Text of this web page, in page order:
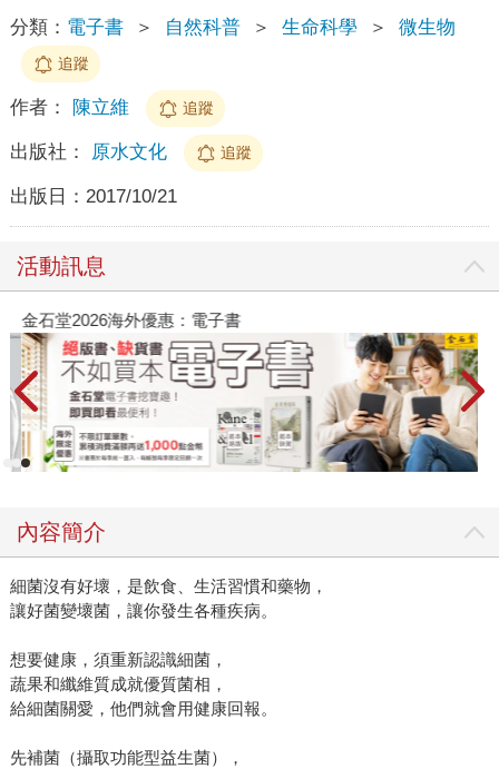
分類： 電子書 ＞ 自然科普 ＞ 生命科學 ＞ 微生物
追蹤
作者： 陳立維 追蹤
出版社： 原水文化 追蹤
出版日： 2017/10/21
活動訊息
金石堂2026海外優惠：電子書
內容簡介
細菌沒有好壞，是飲食、生活習慣和藥物，
讓好菌變壞菌，讓你發生各種疾病。
想要健康，須重新認識細菌，
蔬果和纖維質成就優質菌相，
給細菌關愛，他們就會用健康回報。
先補菌（攝取功能型益生菌），